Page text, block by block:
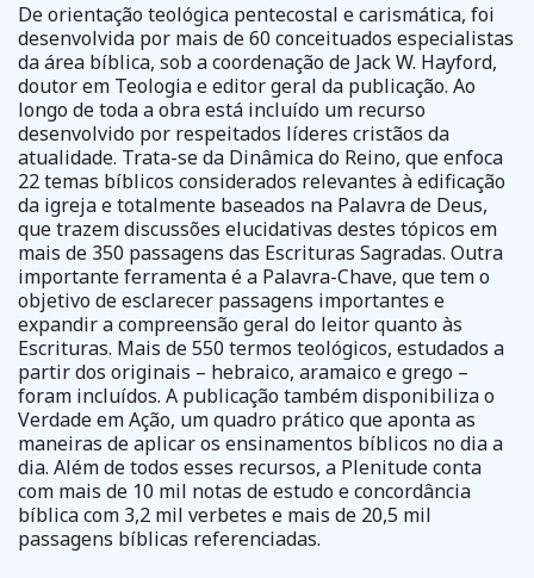
De orientação teológica pentecostal e carismática, foi
desenvolvida por mais de 60 conceituados especialistas
da área bíblica, sob a coordenação de Jack W. Hayford,
doutor em Teologia e editor geral da publicação. Ao
longo de toda a obra está incluído um recurso
desenvolvido por respeitados líderes cristãos da
atualidade. Trata-se da Dinâmica do Reino, que enfoca
22 temas bíblicos considerados relevantes à edificação
da igreja e totalmente baseados na Palavra de Deus,
que trazem discussões elucidativas destes tópicos em
mais de 350 passagens das Escrituras Sagradas. Outra
importante ferramenta é a Palavra-Chave, que tem o
objetivo de esclarecer passagens importantes e
expandir a compreensão geral do leitor quanto às
Escrituras. Mais de 550 termos teológicos, estudados a
partir dos originais – hebraico, aramaico e grego –
foram incluídos. A publicação também disponibiliza o
Verdade em Ação, um quadro prático que aponta as
maneiras de aplicar os ensinamentos bíblicos no dia a
dia. Além de todos esses recursos, a Plenitude conta
com mais de 10 mil notas de estudo e concordância
bíblica com 3,2 mil verbetes e mais de 20,5 mil
passagens bíblicas referenciadas.